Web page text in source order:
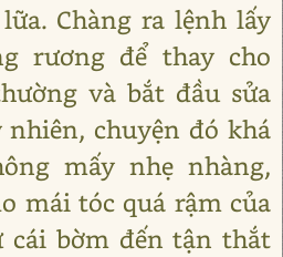
Chàng ra lệnh lấy
rương để thay cho
và bắt đầu sửa
chuyện đó khá
mấy nhẹ nhàng,
mái tóc quá rậm của
cái bờm đến tận thắt